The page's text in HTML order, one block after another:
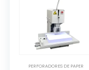
PERFORADORES DE PAPER